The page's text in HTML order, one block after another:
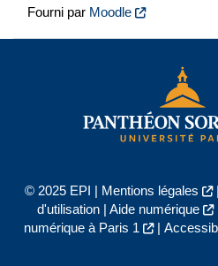
Fourni par Moodle
© 2025 EPI | Mentions légales |
d'utilisation| Aide numérique |
numérique à Paris 1
|